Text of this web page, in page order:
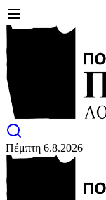
Πέμπτη 6.8.2026